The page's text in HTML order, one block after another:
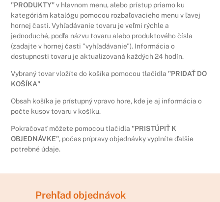
"PRODUKTY"v hlavnom menu, alebo prístup priamo ku
kategóriám katalógu pomocou rozbaľovacieho menu v ľavej
hornej časti. Vyhľadávanie tovaru je veľmi rýchle a
jednoduché, podľa názvu tovaru alebo produktového čísla
(zadajte v hornej časti "vyhľadávanie"). Informácia o
dostupnosti tovaru je aktualizovaná každých 24 hodín.
Vybraný tovar vložíte do košíka pomocou tlačidla "PRIDAŤ DO
KOŠÍKA"
Obsah košíka je prístupný vpravo hore, kde je aj informácia o
počte kusov tovaru v košíku.
Pokračovať môžete pomocou tlačidla "PRISTÚPIŤ K
OBJEDNÁVKE", počas prípravy objednávky vyplníte ďalšie
potrebné údaje.
Prehľad objednávok